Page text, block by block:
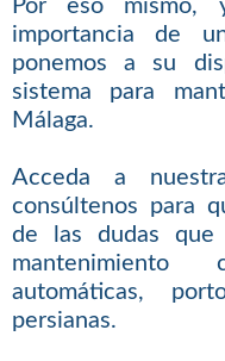
Por eso mismo,
importancia de
ponemos a su
sistema para
Málaga.
Acceda a
consúltenos para
de las dudas que
automáticas,
persianas.